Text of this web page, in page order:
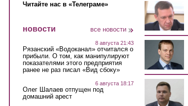
Читайте нас в «Телеграме»
новости все новости
8 августа 21:43
Рязанский «Водоканал» отчитался о
прибыли. О том, как манипулируют
показателями этого предприятия
ранее не раз писал «Вид сбоку»
6 августа 18:17
Олег Шалаев отпущен под
домашний арест